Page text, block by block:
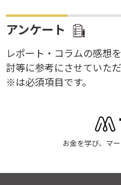
アンケート
レポート・コラムの感想
討等に参考にさせていただ
※は必須項目です。
お金を学び、マ